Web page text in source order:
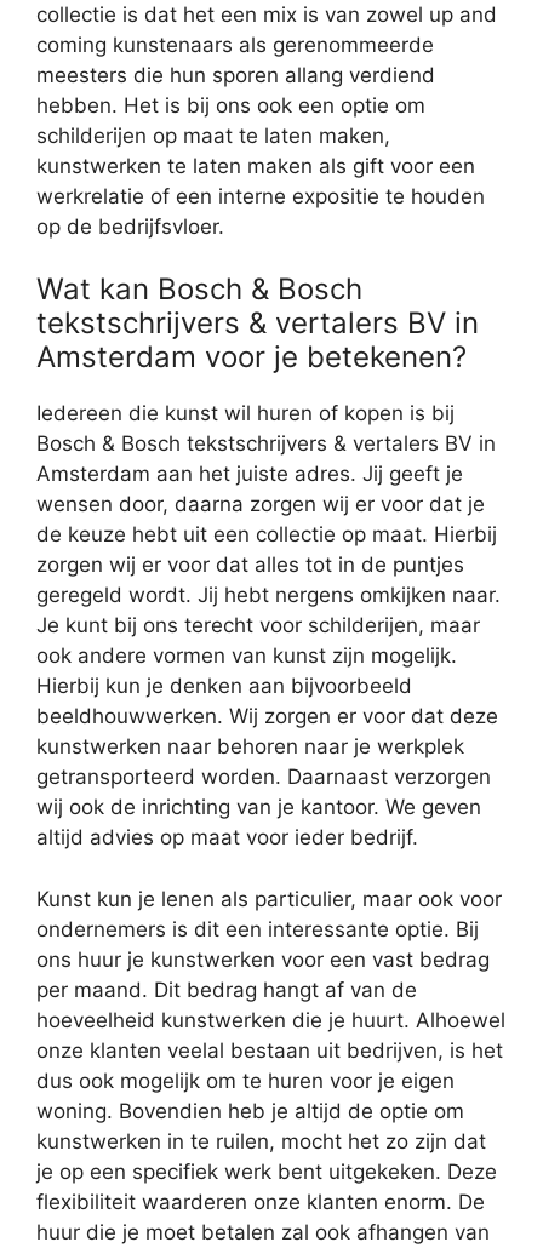
collectie is dat het een mix is van zowel up and
coming kunstenaars als gerenommeerde
meesters die hun sporen allang verdiend
hebben. Het is bij ons ook een optie om
schilderijen op maat te laten maken,
kunstwerken te laten maken als gift voor een
werkrelatie of een interne expositie te houden
op de bedrijfsvloer.
Wat kan Bosch & Bosch
tekstschrijvers & vertalers BV in
Amsterdam voor je betekenen?
Iedereen die kunst wil huren of kopen is bij
Bosch & Bosch tekstschrijvers & vertalers BV in
Amsterdam aan het juiste adres. Jij geeft je
wensen door, daarna zorgen wij er voor dat je
de keuze hebt uit een collectie op maat. Hierbij
zorgen wij er voor dat alles tot in de puntjes
geregeld wordt. Jij hebt nergens omkijken naar.
Je kunt bij ons terecht voor schilderijen, maar
ook andere vormen van kunst zijn mogelijk.
Hierbij kun je denken aan bijvoorbeeld
beeldhouwwerken. Wij zorgen er voor dat deze
kunstwerken naar behoren naar je werkplek
getransporteerd worden. Daarnaast verzorgen
wij ook de inrichting van je kantoor. We geven
altijd advies op maat voor ieder bedrijf.
Kunst kun je lenen als particulier, maar ook voor
ondernemers is dit een interessante optie. Bij
ons huur je kunstwerken voor een vast bedrag
per maand. Dit bedrag hangt af van de
hoeveelheid kunstwerken die je huurt. Alhoewel
onze klanten veelal bestaan uit bedrijven, is het
dus ook mogelijk om te huren voor je eigen
woning. Bovendien heb je altijd de optie om
kunstwerken in te ruilen, mocht het zo zijn dat
je op een specifiek werk bent uitgekeken. Deze
flexibiliteit waarderen onze klanten enorm. De
huur die je moet betalen zal ook afhangen van